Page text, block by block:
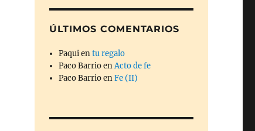
ÚLTIMOS COMENTARIOS
Paquientu regalo
Paco BarrioenActo de fe
Paco BarrioenFe (II)